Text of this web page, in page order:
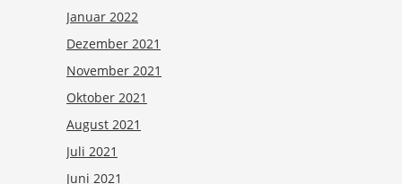
Januar 2022
Dezember 2021
November 2021
Oktober 2021
August 2021
Juli 2021
Juni 2021